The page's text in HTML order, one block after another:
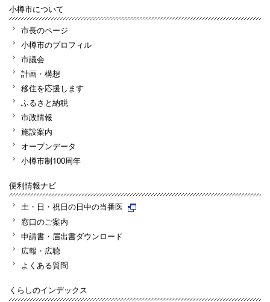
小樽市について
市長のページ
小樽市のプロフィル
市議会
計画・構想
移住を応援します
ふるさと納税
市政情報
施設案内
オープンデータ
小樽市制100周年
便利情報ナビ
土・日・祝日の日中の当番医
窓口のご案内
申請書・届出書ダウンロード
広報・広聴
よくある質問
くらしのインデックス